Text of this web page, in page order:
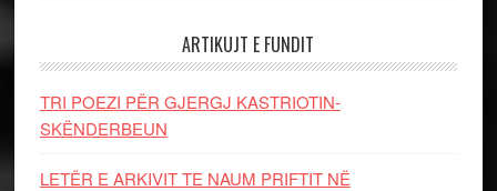
ARTIKUJT E FUNDIT
TRI POEZI PËR GJERGJ KASTRIOTIN-
SKËNDERBEUN
LETËR E ARKIVIT TE NAUM PRIFTIT NË